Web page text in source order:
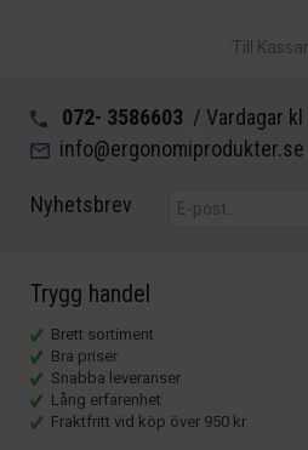
Till
072- 3586603 / Vardagar
info@ergonomiprodukter.se
Nyhetsbrev
Trygg handel
Brett sortiment
Bra priser
Snabba leveranser
Lång erfarenhet
Fraktfritt vid köp över 950 kr